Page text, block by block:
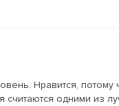
Нравится, потому
считаются одними из